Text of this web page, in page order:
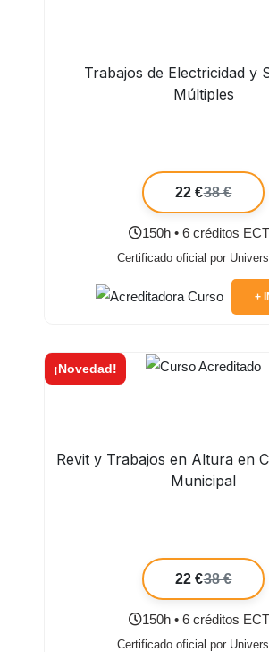
Trabajos de Electricidad y
Múltiples
22 €38 €
150h • 6 créditos
Certificado oficial por
+
¡Novedad!
Revit y Trabajos en Altura en
Municipal
22 €38 €
150h • 6 créditos
Certificado oficial por